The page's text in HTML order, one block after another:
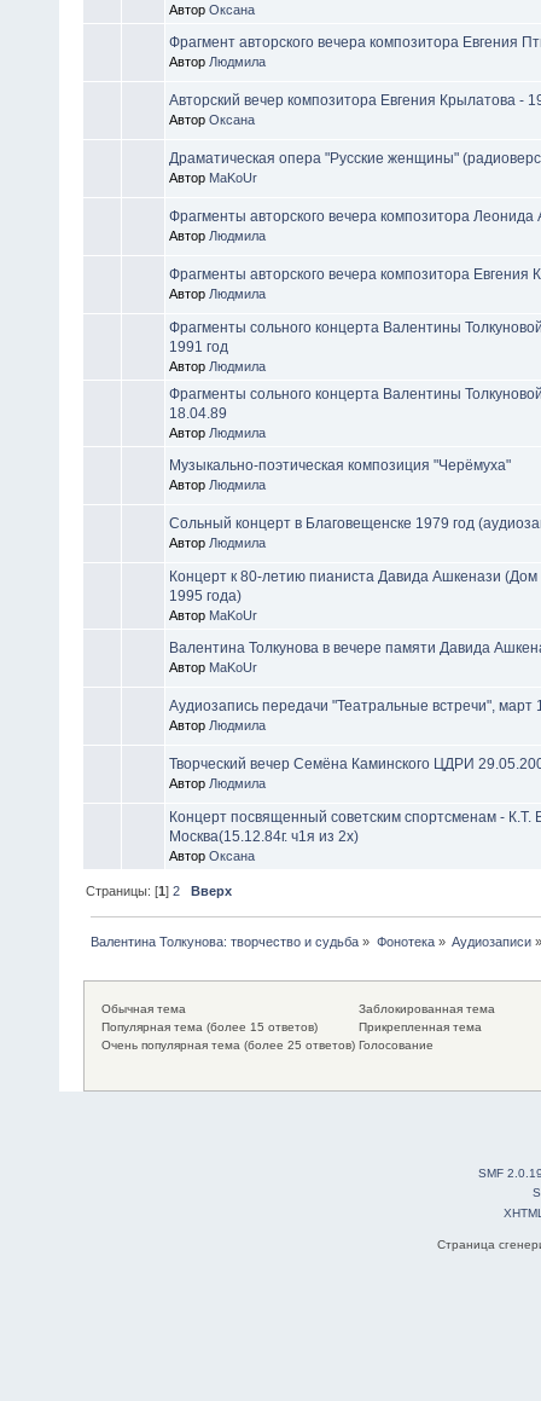
Автор Оксана
Фрагмент авторского вечера композитора Евгения
Автор Людмила
Авторский вечер композитора Евгения Крылатова -
Автор Оксана
Драматическая опера "Русские женщины"
Автор MaKoUr
Фрагменты авторского вечера композитора
Автор Людмила
Фрагменты авторского вечера композитора Евгения
Автор Людмила
Фрагменты сольного концерта Валентины
1991 год
Автор Людмила
Фрагменты сольного концерта Валентины
18.04.89
Автор Людмила
Музыкально-поэтическая композиция "Черёмуха"
Автор Людмила
Сольный концерт в Благовещенске 1979 год
Автор Людмила
Концерт к 80-летию пианиста Давида Ашкенази (Дом
1995 года)
Автор MaKoUr
Валентина Толкунова в вечере памяти Давида
Автор MaKoUr
Аудиозапись передачи "Театральные встречи", март
Автор Людмила
Творческий вечер Семёна Каминского ЦДРИ
Автор Людмила
Концерт посвященный советским спортсменам - К.Т.
Москва(15.12.84г. ч1я из 2х)
Автор Оксана
Страницы: [1]2 Вверх
Валентина Толкунова: творчество и судьба » Фонотека» Аудиозаписи»
Обычная тема
Популярная тема (более 15 ответов)
Очень популярная тема (более 25 ответов)
Заблокированная тема
Прикрепленная тема
Голосование
SMF
Страница